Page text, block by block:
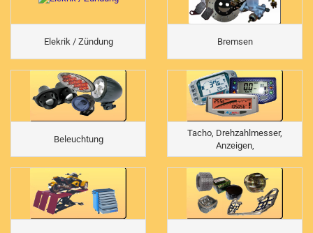
Elekrik / Zündung Bremsen
Beleuchtung
Tacho, Drehzahlmesser,
Anzeigen,